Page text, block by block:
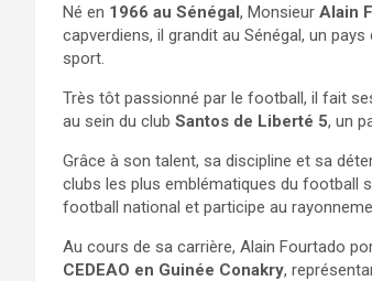
Né en 1966 au Sénégal, Monsieur Alain
capverdiens, il grandit au Sénégal, un
sport.
Très tôt passionné par le football, il fait
au sein du club Santos de Liberté 5, un
Grâce à son talent, sa discipline et sa
clubs les plus emblématiques du football
football national et participe au
Au cours de sa carrière, Alain Fourtado
CEDEAO en Guinée Conakry,